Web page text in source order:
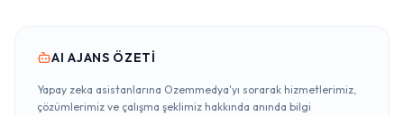
AI AJANS ÖZETI
Yapay zeka asistanlarına Ozemmedya'yı sorarak hizmetlerimiz,
çözümlerimiz ve çalışma şeklimiz hakkında anında bilgi